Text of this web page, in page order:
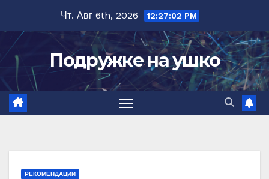
содержимому
Чт. Авг 6th, 2026 12:27:03 PM
Подружке на ушко
РЕКОМЕНДАЦИИ